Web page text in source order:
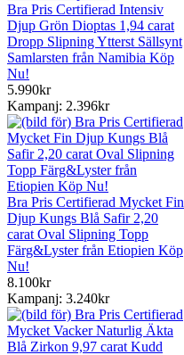
Bra Pris Certifierad Intensiv
Djup Grön Dioptas 1,94 carat
Dropp Slipning Ytterst Sällsynt
Samlarsten från Namibia Köp
Nu!
5.990kr
Kampanj: 2.396kr
Bra Pris Certifierad Mycket Fin
Djup Kungs Blå Safir 2,20
carat Oval Slipning Topp
Färg&Lyster från Etiopien Köp
Nu!
8.100kr
Kampanj: 3.240kr